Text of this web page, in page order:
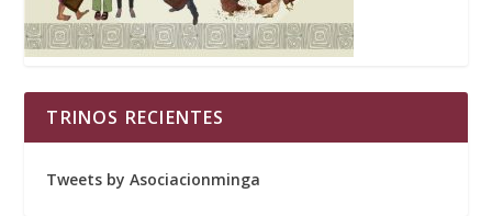
TRINOS RECIENTES
Tweets by Asociacionminga